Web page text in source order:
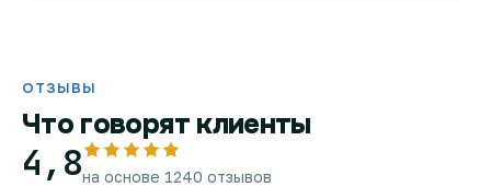
ОТЗЫВЫ
Что говорят клиенты
4,8на основе 1240 отзывов